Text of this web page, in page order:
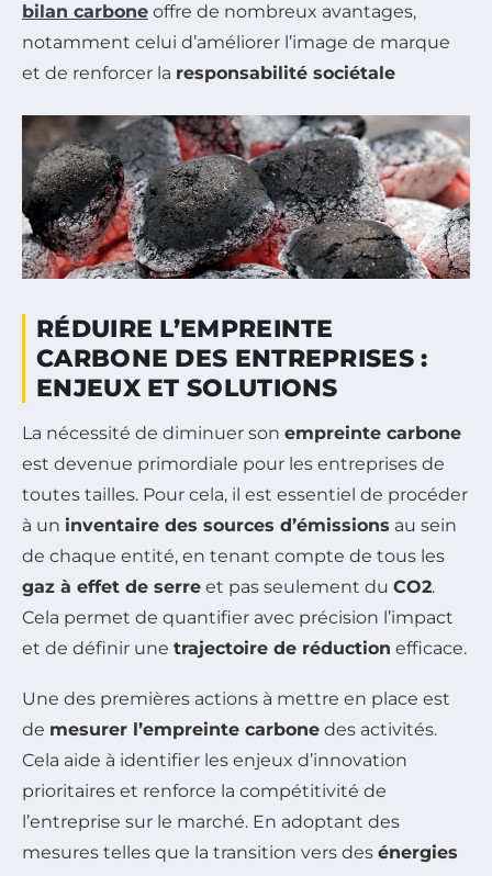
bilan carbone offre de nombreux avantages,
notamment celui d’améliorer l’image de marque
et de renforcer la responsabilité sociétale
RÉDUIRE L’EMPREINTE
CARBONE DES ENTREPRISES :
ENJEUX ET SOLUTIONS
La nécessité de diminuer son empreinte carbone
est devenue primordiale pour les entreprises de
toutes tailles. Pour cela, il est essentiel de procéder
à un inventaire des sources d’émissions au sein
de chaque entité, en tenant compte de tous les
gaz à effet de serre et pas seulement du CO2.
Cela permet de quantifier avec précision l’impact
et de définir une trajectoire de réduction efficace.
Une des premières actions à mettre en place est
de mesurer l’empreinte carbone des activités.
Cela aide à identifier les enjeux d’innovation
prioritaires et renforce la compétitivité de
l’entreprise sur le marché. En adoptant des
mesures telles que la transition vers des énergies